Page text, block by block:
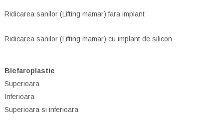
Ridicarea sanilor (Lifting mamar) fara implant
Ridicarea sanilor (Lifting mamar) cu implant de silicon
Blefaroplastie
Superioara
Inferioara
Superioara si inferioara